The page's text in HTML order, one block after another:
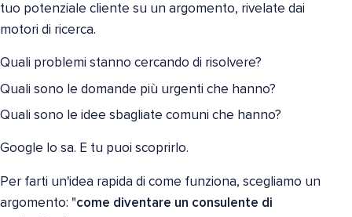
tuo potenziale cliente su un argomento, rivelate dai
motori di ricerca.
Quali problemi stanno cercando di risolvere?
Quali sono le domande più urgenti che hanno?
Quali sono le idee sbagliate comuni che hanno?
Google lo sa. E tu puoi scoprirlo.
Per farti un'idea rapida di come funziona, scegliamo un
argomento: "come diventare un consulente di